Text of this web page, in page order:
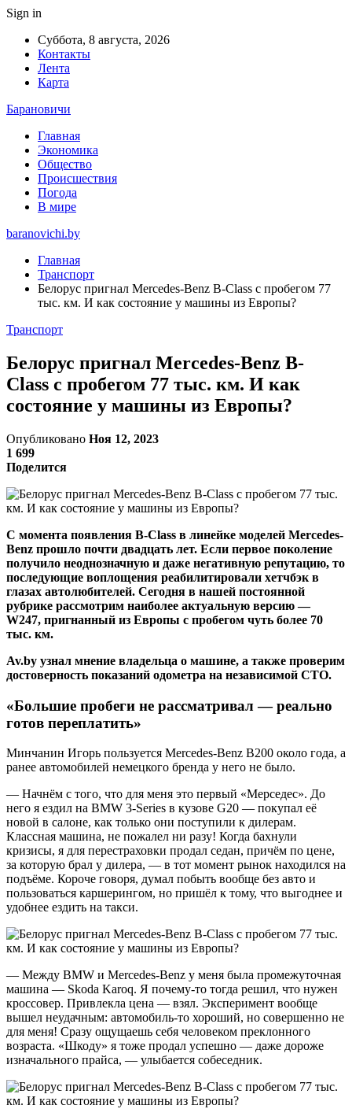
Sign in
Суббота, 8 августа, 2026
Контакты
Лента
Карта
Барановичи
Главная
Экономика
Общество
Происшествия
Погода
В мире
baranovichi.by
Главная
Транспорт
Белорус пригнал Mercedes-Benz B-Class с пробегом 77
тыс. км. И как состояние у машины из Европы?
Транспорт
Белорус пригнал Mercedes-Benz B-
Class с пробегом 77 тыс. км. И как
состояние у машины из Европы?
Опубликовано Ноя 12, 2023
1 699
Поделится
С момента появления B-Class в линейке моделей Mercedes-
Benz прошло почти двадцать лет. Если первое поколение
получило неоднозначную и даже негативную репутацию, то
последующие воплощения реабилитировали хетчбэк в
глазах автолюбителей. Сегодня в нашей постоянной
рубрике рассмотрим наиболее актуальную версию —
W247, пригнанный из Европы с пробегом чуть более 70
тыс. км.
Av.by узнал мнение владельца о машине, а также проверим
достоверность показаний одометра на независимой СТО.
«Большие пробеги не рассматривал — реально
готов переплатить»
Минчанин Игорь пользуется Mercedes-Benz B200 около года, а
ранее автомобилей немецкого бренда у него не было.
— Начнём с того, что для меня это первый «Мерседес». До
него я ездил на BMW 3-Series в кузове G20 — покупал её
новой в салоне, как только они поступили к дилерам.
Классная машина, не пожалел ни разу! Когда бахнули
кризисы, я для перестраховки продал седан, причём по цене,
за которую брал у дилера, — в тот момент рынок находился на
подъёме. Короче говоря, думал побыть вообще без авто и
пользоваться каршерингом, но пришёл к тому, что выгоднее и
удобнее ездить на такси.
— Между BMW и Mercedes-Benz у меня была промежуточная
машина — Skoda Karoq. Я почему-то тогда решил, что нужен
кроссовер. Привлекла цена — взял. Эксперимент вообще
вышел неудачным: автомобиль-то хороший, но совершенно не
для меня! Сразу ощущаешь себя человеком преклонного
возраста. «Шкоду» я тоже продал успешно — даже дороже
изначального прайса, — улыбается собеседник.